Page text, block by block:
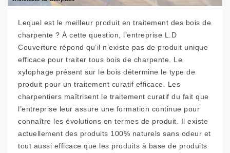
Lequel est le meilleur produit en traitement des bois de
charpente ? À cette question, l’entreprise L.D
Couverture répond qu’il n’existe pas de produit unique
efficace pour traiter tous bois de charpente. Le
xylophage présent sur le bois détermine le type de
produit pour un traitement curatif efficace. Les
charpentiers maîtrisent le traitement curatif du fait que
l’entreprise leur assure une formation continue pour
connaître les évolutions en termes de produit. Il existe
actuellement des produits 100% naturels sans odeur et
tout aussi efficace que les produits à base de produits